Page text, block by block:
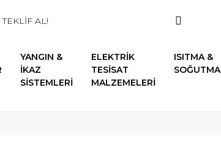
TEKLİF AL!
YANGIN &
İKAZ
SİSTEMLERİ
ELEKTRİK
TESİSAT
MALZEMELERİ
ISITMA &
SOĞUTMA